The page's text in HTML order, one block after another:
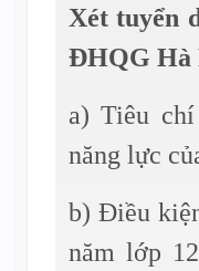
Xét tuyển
ĐHQG Hà
a) Tiêu
năng lực
b) Điều
năm lớp